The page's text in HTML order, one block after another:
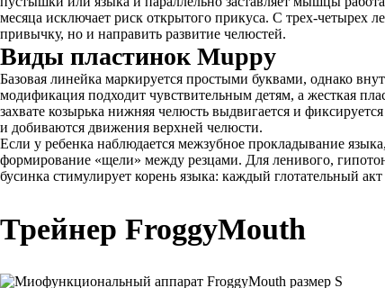
месяца исключает риск открытого прикуса. С трех-четырех
привычку, но и направить развитие челюстей.
Виды пластинок Muppy
Базовая линейка маркируется простыми буквами, однако
модификация подходит чувствительным детям, а жесткая
захвате козырька нижняя челюсть выдвигается и
и добиваются движения верхней челюсти.
Если у ребенка наблюдается межзубное прокладывание
формирование «щели» между резцами. Для ленивого,
бусинка стимулирует корень языка: каждый глотательный
Трейнер FroggyMouth